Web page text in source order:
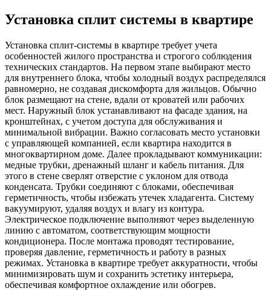
Установка сплит системы в квартире
Установка сплит-системы в квартире требует учета
особенностей жилого пространства и строгого соблюдения
технических стандартов. На первом этапе выбирают место
для внутреннего блока, чтобы холодный воздух распределялся
равномерно, не создавая дискомфорта для жильцов. Обычно
блок размещают на стене, вдали от кроватей или рабочих
мест. Наружный блок устанавливают на фасаде здания, на
кронштейнах, с учетом доступа для обслуживания и
минимальной вибрации. Важно согласовать место установки
с управляющей компанией, если квартира находится в
многоквартирном доме. Далее прокладывают коммуникации:
медные трубки, дренажный шланг и кабель питания. Для
этого в стене сверлят отверстие с уклоном для отвода
конденсата. Трубки соединяют с блоками, обеспечивая
герметичность, чтобы избежать утечек хладагента. Систему
вакуумируют, удаляя воздух и влагу из контура.
Электрическое подключение выполняют через выделенную
линию с автоматом, соответствующим мощности
кондиционера. После монтажа проводят тестирование,
проверяя давление, герметичность и работу в разных
режимах. Установка в квартире требует аккуратности, чтобы
минимизировать шум и сохранить эстетику интерьера,
обеспечивая комфортное охлаждение или обогрев.